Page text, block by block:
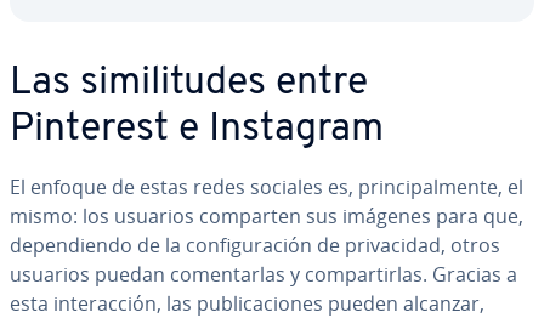
Las si­mi­li­tu­des entre
Pinterest e Instagram
El enfoque de estas redes sociales es, pri­n­ci­pa­l­me­n­te, el
mismo: los usuarios comparten sus imágenes para que,
de­pe­n­die­n­do de la co­n­fi­gu­ra­ción de pri­va­ci­dad, otros
usuarios puedan co­me­n­tar­las y co­m­pa­r­ti­r­las. Gracias a
esta in­ter­ac­ción, las pu­bli­ca­cio­nes pueden alcanzar,